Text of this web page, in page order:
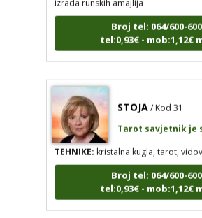
Broj tel: 064/600-600
tel:0,93€ - mob:1,12€
TEHNIKE:kristalna kugla, tarot,
Broj tel: 064/600-600
tel:0,93€ - mob:1,12€